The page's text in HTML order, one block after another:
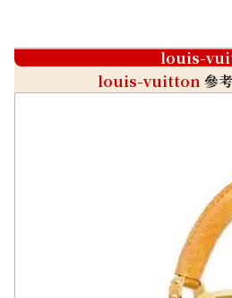
louis-
louis-vuitton 參